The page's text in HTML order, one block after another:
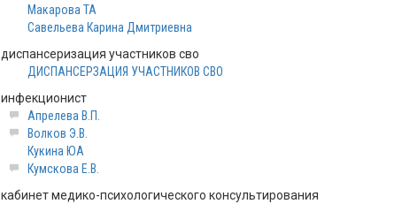
Макарова ТА
Савельева Карина Дмитриевна
диспансеризация участников сво
ДИСПАНСЕРЗАЦИЯ УЧАСТНИКОВ СВО
инфекционист
Апрелева В.П.
Волков Э.В.
Кукина ЮА
Кумскова Е.В.
кабинет медико-психологического консультирования